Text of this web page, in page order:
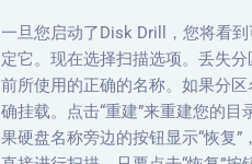
一旦您启动了Disk Drill，您将看
定它。现在选择扫描选项。丢失
前所使用的正确的名称。如果分
确挂载。点击“重建”来重建您的
果硬盘名称旁边的按钮显示“恢复